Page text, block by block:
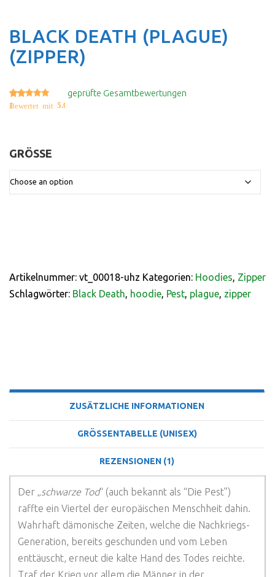
BLACK DEATH (PLAGUE)
(ZIPPER)
Bewertet mit 5.00
1
geprüfte Gesamtbewertungen
GRÖSSE
Artikelnummer: vt_00018-uhz Kategorien: Hoodies, Zipper
Schlagwörter: Black Death, hoodie, Pest, plague, zipper
ZUSÄTZLICHE INFORMATIONEN
GRÖSSENTABELLE (UNISEX)
REZENSIONEN (1)
Der „schwarze Tod“ (auch bekannt als “Die Pest”)
raffte ein Viertel der europäischen Menschheit dahin.
Wahrhaft dämonische Zeiten, welche die Nachkriegs-
Generation, bereits geschunden und vom Leben
enttäuscht, erneut die kalte Hand des Todes reichte.